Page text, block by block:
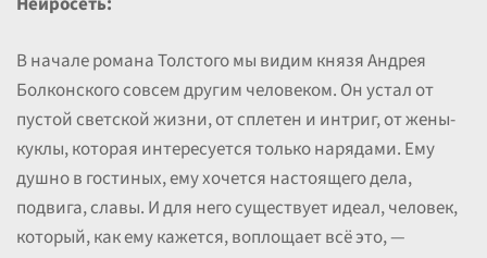
В начале романа Толстого мы видим князя Андрея
Болконского совсем другим человеком. Он устал от
пустой светской жизни, от сплетен и интриг, от жены-
куклы, которая интересуется только нарядами. Ему
душно в гостиных, ему хочется настоящего дела,
подвига, славы. И для него существует идеал, человек,
который, как ему кажется, воплощает всё это, —